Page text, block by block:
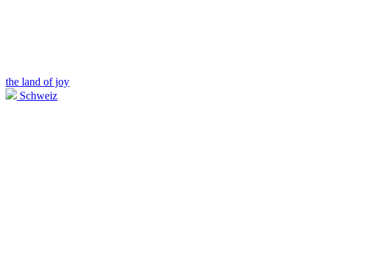
the land of joy
Schweiz